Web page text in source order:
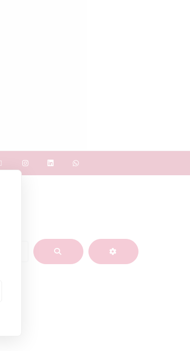
BUSCAR ADVANCED